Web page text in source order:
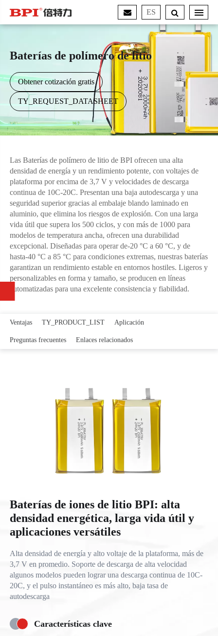
ES
Baterías de polímero de litio
Obtener cotización gratis
TY_REQUEST_DATASHEET
Las Baterías de polímero de litio de BPI ofrecen una alta
densidad de energía y un rendimiento potente, con voltajes de
plataforma por encima de 3,7 V y velocidades de descarga
continua de 10C-20C. Presentan una baja autodescarga y una
seguridad superior gracias al embalaje blando laminado en
aluminio, que elimina los riesgos de explosión. Con una larga
vida útil que supera los 500 ciclos, y con más de 1000 para
modelos de temperatura ancha, ofrecen una durabilidad
excepcional. Diseñadas para operar de-20 °C a 60 °C, y de
hasta-40 °C a 85 °C para condiciones extremas, nuestras baterías
garantizan un rendimiento estable en entornos hostiles. Ligeros y
personalizables en forma y tamaño, se producen en líneas
automatizadas para una excelente consistencia y fiabilidad.
Ventajas TY_PRODUCT_LIST Aplicación
Preguntas frecuentes Enlaces relacionados
Baterías de iones de litio BPI: alta
densidad energética, larga vida útil y
aplicaciones versátiles
Alta densidad de energía y alto voltaje de la plataforma, más de
3,7 V en promedio. Soporte de descarga de alta velocidad
algunos modelos pueden lograr una descarga continua de 10C-
20C, y el pulso instantáneo es más alto, baja tasa de
autodescarga
Características clave